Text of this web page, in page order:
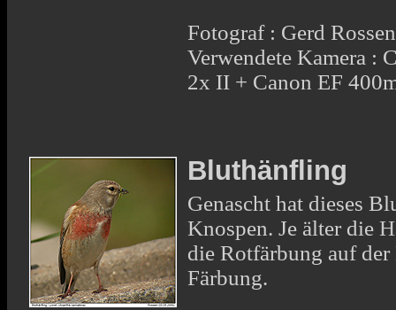
Fotograf : Gerd Rossen
Verwendete Kamera :
2x II + Canon EF
Bluthänfling
Genascht hat dieses
Knospen. Je älter die
die Rotfärbung auf
Färbung.